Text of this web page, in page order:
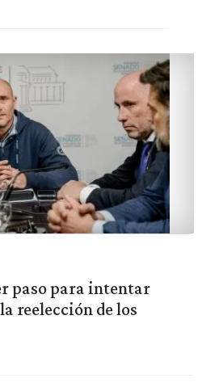
paso para intentar
reelección de los